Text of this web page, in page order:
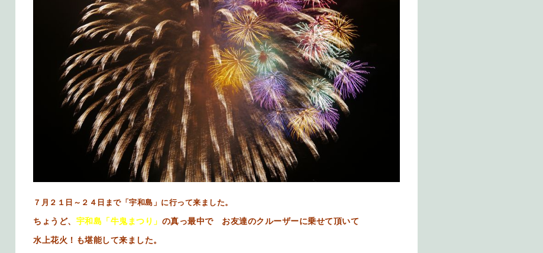
７月２１日～２４日まで「宇和島」に行って来ました。
ちょうど、 宇和島「牛鬼まつり」 の真っ最中で お友達のクルーザーに乗せて頂いて
水上花火！も堪能して来ました。